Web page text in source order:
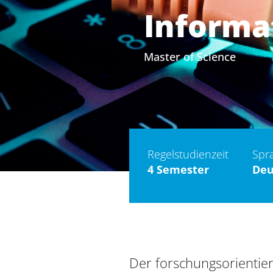
Master of Science
Regelstudienzeit
4 Semester
Der
Universität
Verwaltung